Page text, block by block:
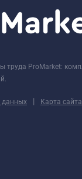
труда ProMarket:
данных | Карта сайта